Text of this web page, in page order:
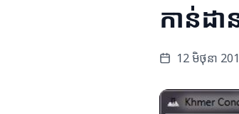
កាន់ដា
12 មិថុនា